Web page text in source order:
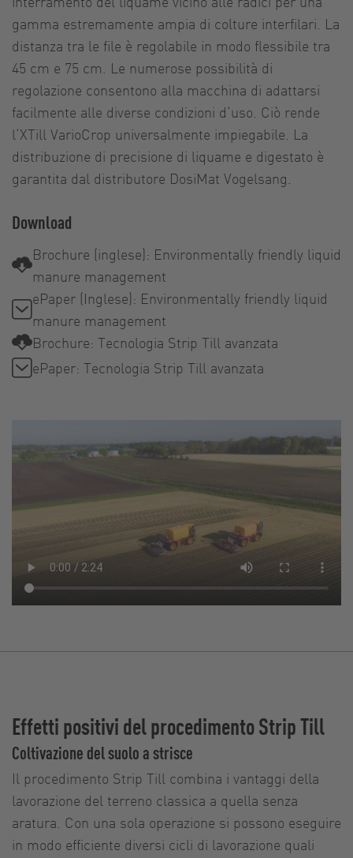
gamma estremamente ampia di colture interfilari. La
distanza tra le file è regolabile in modo flessibile tra
45 cm e 75 cm. Le numerose possibilità di
regolazione consentono alla macchina di adattarsi
facilmente alle diverse condizioni d‘uso. Ciò rende
l‘XTill VarioCrop universalmente impiegabile. La
distribuzione di precisione di liquame e digestato è
garantita dal distributore DosiMat Vogelsang.
Download
Brochure (inglese): Environmentally friendly liquid
manure management
ePaper (Inglese): Environmentally friendly liquid
manure management
Brochure: Tecnologia Strip Till avanzata
ePaper: Tecnologia Strip Till avanzata
Effetti positivi del procedimento Strip Till
Coltivazione del suolo a strisce
Il procedimento Strip Till combina i vantaggi della
lavorazione del terreno classica a quella senza
aratura. Con una sola operazione si possono eseguire
in modo efficiente diversi cicli di lavorazione quali